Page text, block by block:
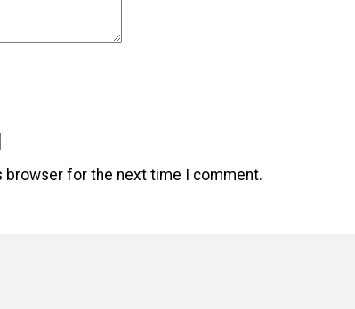
browser for the next time I comment.